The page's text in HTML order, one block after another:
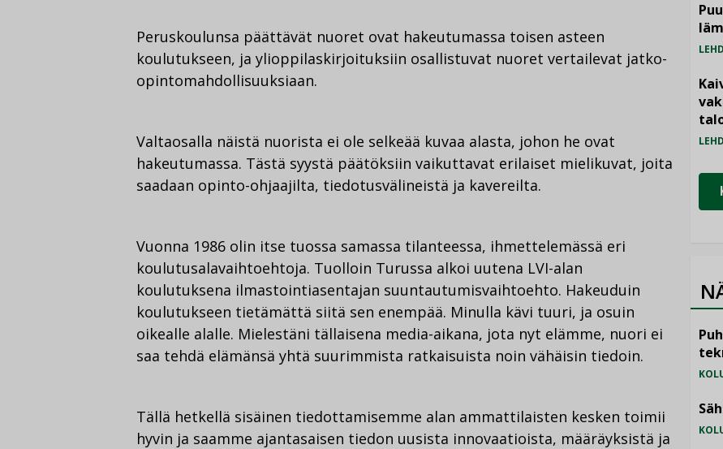
Peruskoulunsa päättävät nuoret ovat hakeutumassa toisen asteen
koulutukseen, ja ylioppilaskirjoituksiin osallistuvat nuoret vertailevat jatko-
opintomahdollisuuksiaan.
Valtaosalla näistä nuorista ei ole selkeää kuvaa alasta, johon he ovat
hakeutumassa. Tästä syystä päätöksiin vaikuttavat erilaiset mielikuvat, joita
saadaan opinto-ohjaajilta, tiedotusvälineistä ja kavereilta.
Vuonna 1986 olin itse tuossa samassa tilanteessa, ihmettelemässä eri
koulutusalavaihtoehtoja. Tuolloin Turussa alkoi uutena LVI-alan
koulutuksena ilmastointiasentajan suuntautumisvaihtoehto. Hakeuduin
koulutukseen tietämättä siitä sen enempää. Minulla kävi tuuri, ja osuin
oikealle alalle. Mielestäni tällaisena media-aikana, jota nyt elämme, nuori ei
saa tehdä elämänsä yhtä suurimmista ratkaisuista noin vähäisin tiedoin.
Tällä hetkellä sisäinen tiedottamisemme alan ammattilaisten kesken toimii
hyvin ja saamme ajantasaisen tiedon uusista innovaatioista, määräyksistä ja